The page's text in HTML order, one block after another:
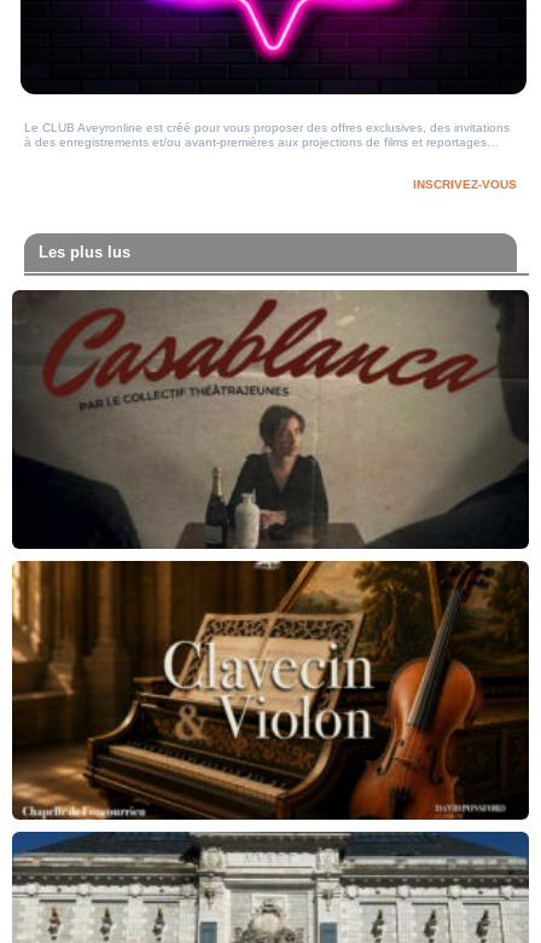
Le CLUB Aveyronline est créé pour vous proposer des offres exclusives, des invitations
à des enregistrements et/ou avant-premières aux projections de films et reportages…
INSCRIVEZ-VOUS
Les plus lus